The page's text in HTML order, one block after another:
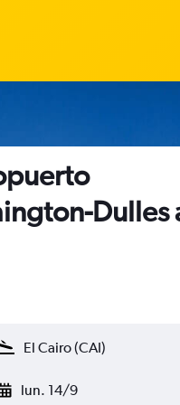
Dulles
lun. 14/9